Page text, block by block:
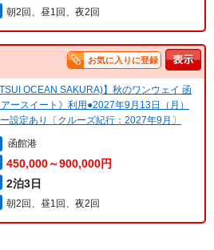
朝2回、昼1回、夜2回
お気に入りに登録
OCEAN SAKURA)】秋のワンウェイ 函
ースイート》利用●2027年9月13日（月）
設定あり〔クルーズ紀行：2027年9月〕
函館港
450,000～900,000円
2泊3日
朝2回、昼1回、夜2回